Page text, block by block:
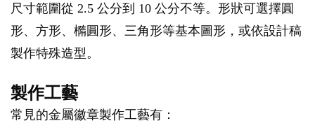
尺寸範圍從 2.5 公分到 10 公分不等。形狀可選擇圓
形、方形、橢圓形、三角形等基本圖形，或依設計稿
製作特殊造型。
製作工藝
常見的金屬徽章製作工藝有：